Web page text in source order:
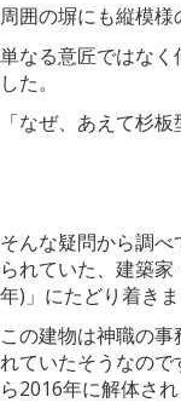
周囲の塀にも縦模様
単なる意匠ではな
した。
「なぜ、あえて杉
そんな疑問から調
られていた、建築
年)」にたどり着きま
この建物は神職の
れていたそうなの
ら2016年に解体され